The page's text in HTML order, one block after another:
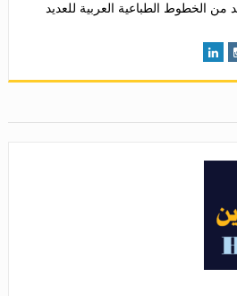
من الخطوط الطباعية العربية للعديد